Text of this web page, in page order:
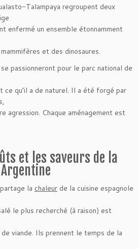
Talampaya regroupent deux
enfermé un ensemble étonnamment
et des dinosaures.
passionneront pour le parc national de
ce qu’il a de naturel. Il a été forgé par
agression. Chaque aménagement est
et les saveurs de la
partage la chaleur de la cuisine espagnole
le plus recherché (à raison) est
viande. Ils prennent le temps de la